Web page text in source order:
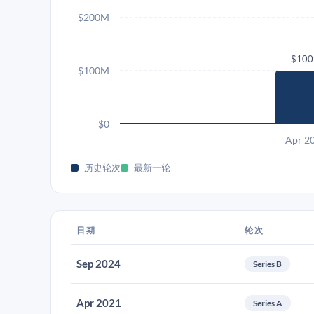
Apr
$0
$100M
$200M
历史轮次 最新一轮
日期 轮次
Sep 2024 Series B
Apr 2021 Series A